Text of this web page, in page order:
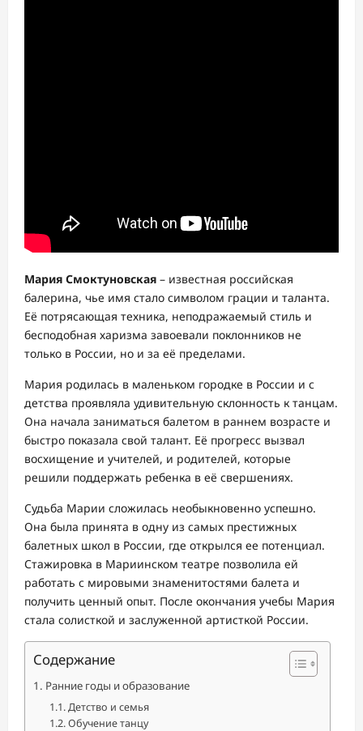
Мария Смоктуновская – известная российская
балерина, чье имя стало символом грации и таланта.
Её потрясающая техника, неподражаемый стиль и
бесподобная харизма завоевали поклонников не
только в России, но и за её пределами.
Мария родилась в маленьком городке в России и с
детства проявляла удивительную склонность к танцам.
Она начала заниматься балетом в раннем возрасте и
быстро показала свой талант. Её прогресс вызвал
восхищение и учителей, и родителей, которые
решили поддержать ребенка в её свершениях.
Судьба Марии сложилась необыкновенно успешно.
Она была принята в одну из самых престижных
балетных школ в России, где открылся ее потенциал.
Стажировка в Мариинском театре позволила ей
работать с мировыми знаменитостями балета и
получить ценный опыт. После окончания учебы Мария
стала солисткой и заслуженной артисткой России.
Содержание
Ранние годы и образование
Детство и семья
Обучение танцу